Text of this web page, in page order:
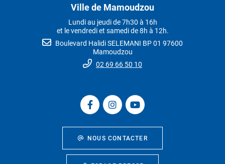
Ville de Mamoudzou
Lundi au jeudi de 7h30 à 16h
et le vendredi et samedi de 8h à 12h.
Boulevard Halidi SELEMANI BP 01 97600
Mamoudzou
02 69 66 50 10
NOUS CONTACTER